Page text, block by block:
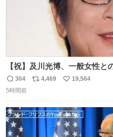
【祝】及川光博、一般女性
かっております」
「私、及川光博はこの度、交
も変わらず俳優として、ミッ
参ります」とつづった。
返
信
304
リ
ト
4,469
い
数
19,564
5時間前